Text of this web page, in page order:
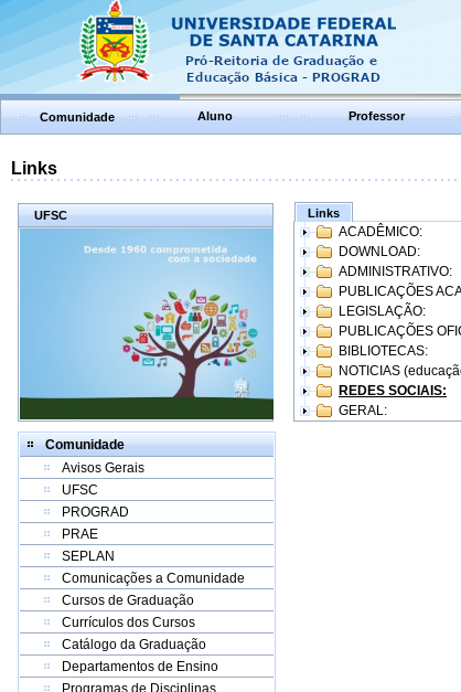
Comunidade Aluno Professor
Links
UFSC
Comunidade
Avisos Gerais
UFSC
PROGRAD
PRAE
SEPLAN
Comunicações a Comunidade
Cursos de Graduação
Currículos dos Cursos
Catálogo da Graduação
Departamentos de Ensino
Programas de Disciplinas
Links
ACADÊMICO:
DOWNLOAD:
ADMINISTRATIVO:
PUBLICAÇÕES
LEGISLAÇÃO:
PUBLICAÇÕES
BIBLIOTECAS:
NOTICIAS
REDES SOCIAIS:
GERAL: